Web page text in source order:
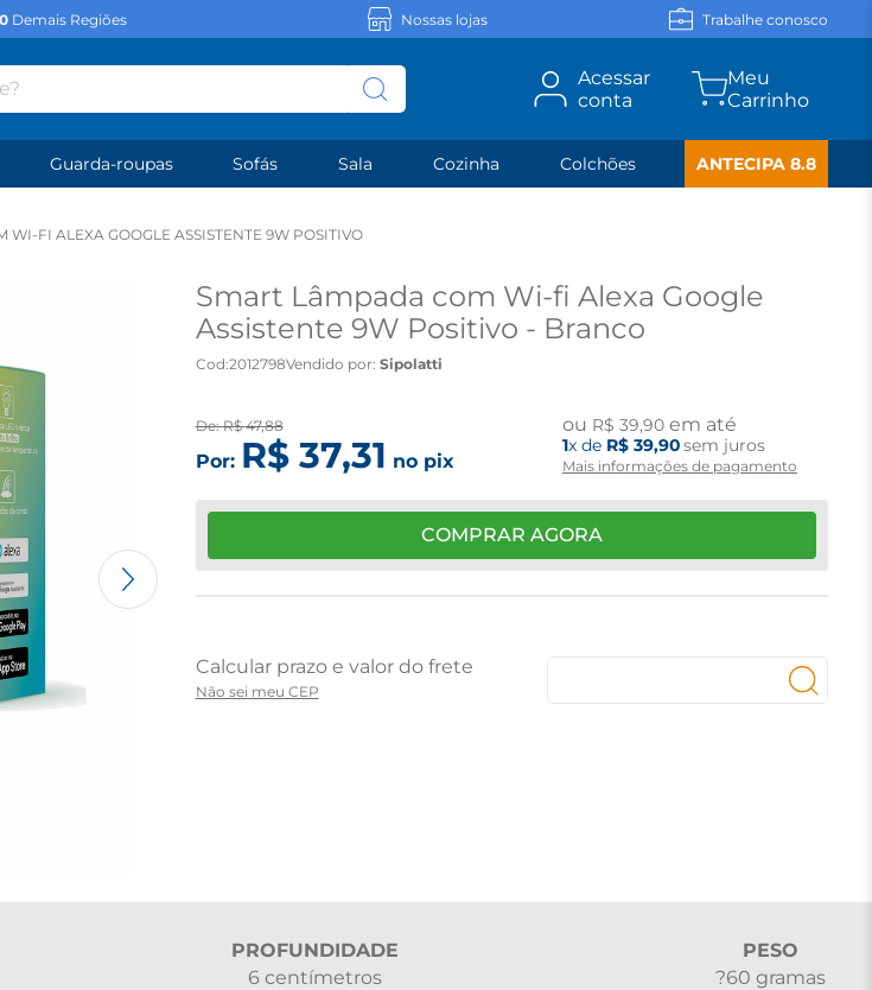
Demais Regiões Nossas lojas Trabalhe conosco
Acessar
conta
Guarda-roupas Sofás Sala Cozinha Colchões ANTECIPA 8.8
WI-FI ALEXA GOOGLE ASSISTENTE 9W POSITIVO
Smart Lâmpada com Wi-fi Alexa Google
Assistente 9W Positivo - Branco
Cod:2012798Vendido por: Sipolatti
De:R$ 47,88
Por: R$ 37,31 no pix
ou R$ 39,90em até
1x de R$ 39,90sem juros
Mais informações de pagamento
COMPRAR AGORA
Não sei meu CEP
PROFUNDIDADE
6 centímetros
PESO
?60 gramas